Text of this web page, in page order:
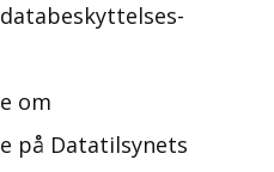
om
på Datatilsynets